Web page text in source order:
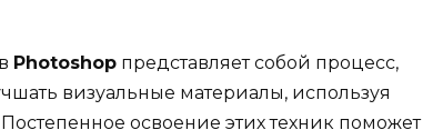
Photoshop представляет собой процесс,
визуальные материалы, используя
освоение этих техник поможет